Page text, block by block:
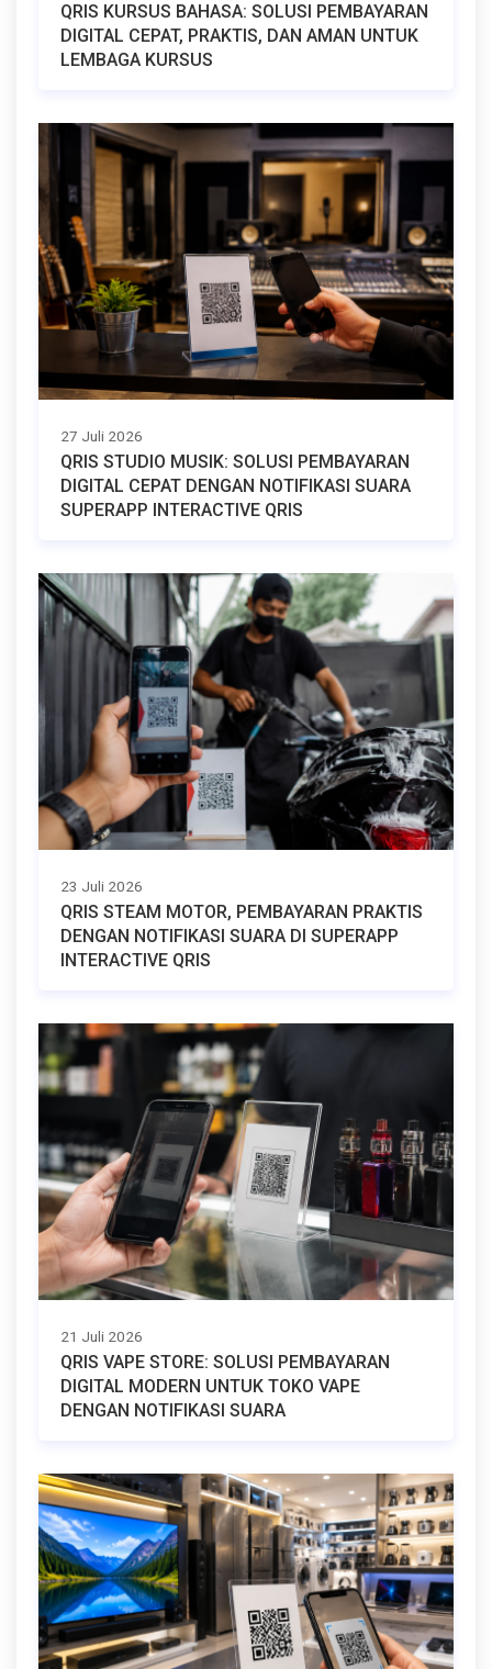
QRIS KURSUS BAHASA: SOLUSI PEMBAYARAN
DIGITAL CEPAT, PRAKTIS, DAN AMAN UNTUK
LEMBAGA KURSUS
27 Juli 2026
QRIS STUDIO MUSIK: SOLUSI PEMBAYARAN
DIGITAL CEPAT DENGAN NOTIFIKASI SUARA
SUPERAPP INTERACTIVE QRIS
23 Juli 2026
QRIS STEAM MOTOR, PEMBAYARAN PRAKTIS
DENGAN NOTIFIKASI SUARA DI SUPERAPP
INTERACTIVE QRIS
21 Juli 2026
QRIS VAPE STORE: SOLUSI PEMBAYARAN
DIGITAL MODERN UNTUK TOKO VAPE
DENGAN NOTIFIKASI SUARA